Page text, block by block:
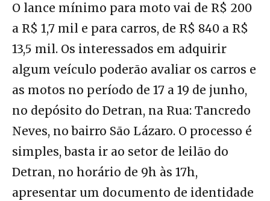
O lance mínimo para moto vai de R$ 200
a R$ 1,7 mil e para carros, de R$ 840 a R$
13,5 mil. Os interessados em adquirir
algum veículo poderão avaliar os carros e
as motos no período de 17 a 19 de junho,
no depósito do Detran, na Rua: Tancredo
Neves, no bairro São Lázaro. O processo é
simples, basta ir ao setor de leilão do
Detran, no horário de 9h às 17h,
apresentar um documento de identidade